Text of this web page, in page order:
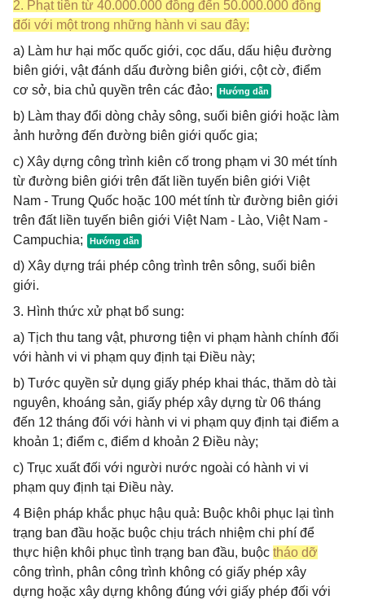
2. Phạt tiền từ 40.000.000 đồng đến 50.000.000 đồng
đối với một trong những hành vi sau đây:
a) Làm hư hại mốc quốc giới, cọc dấu, dấu hiệu đường
biên giới, vật đánh dấu đường biên giới, cột cờ, điểm
cơ sở, bia chủ quyền trên các đảo;
b) Làm thay đổi dòng chảy sông, suối biên giới hoặc làm
ảnh hưởng đến đường biên giới quốc gia;
c) Xây dựng công trình kiên cố trong phạm vi 30 mét tính
từ đường biên giới trên đất liền tuyến biên giới Việt
Nam - Trung Quốc hoặc 100 mét tính từ đường biên giới
trên đất liền tuyến biên giới Việt Nam - Lào, Việt Nam -
Campuchia;
d) Xây dựng trái phép công trình trên sông, suối biên
giới.
3. Hình thức xử phạt bổ sung:
a) Tịch thu tang vật, phương tiện vi phạm hành chính đối
với hành vi vi phạm quy định tại Điều này;
b) Tước quyền sử dụng giấy phép khai thác, thăm dò tài
nguyên, khoáng sản, giấy phép xây dựng từ 06 tháng
đến 12 tháng đối với hành vi vi phạm quy định tại điểm a
khoản 1; điểm c, điểm d khoản 2 Điều này;
c) Trục xuất đối với người nước ngoài có hành vi vi
phạm quy định tại Điều này.
4 Biện pháp khắc phục hậu quả: Buộc khôi phục lại tình
trạng ban đầu hoặc buộc chịu trách nhiệm chi phí để
thực hiện khôi phục tình trạng ban đầu, buộc tháo dỡ
công trình, phân công trình không có giấy phép xây
dựng hoặc xây dựng không đúng với giấy phép đối với